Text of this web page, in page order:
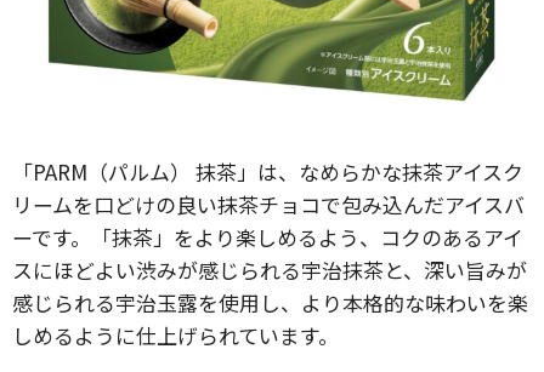
「PARM（パルム） 抹茶」は、なめらかな抹茶アイスク
リームを口どけの良い抹茶チョコで包み込んだアイスバ
ーです。「抹茶」をより楽しめるよう、コクのあるアイ
スにほどよい渋みが感じられる宇治抹茶と、深い旨みが
感じられる宇治玉露を使用し、より本格的な味わいを楽
しめるように仕上げられています。